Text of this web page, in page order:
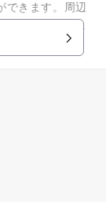
できます。周辺
ままの景色を楽